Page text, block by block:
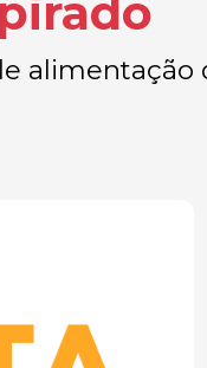
alimentação